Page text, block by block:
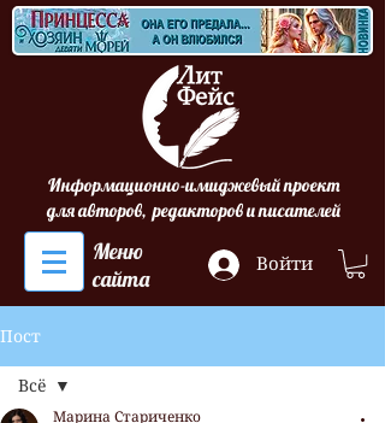
Информационно-имиджевый проект
для авторов, редакторов и писателей
Меню
сайта
Войти
Пост
Всё
Марина Стариченко